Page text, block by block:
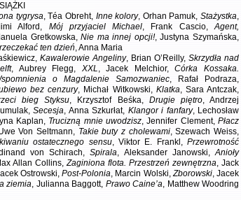
tygrysa, Téa Obreht, Inne kolory, Orhan Pamuk, Stażystka,
Alford, Mój przyjaciel Michael, Frank Cascio,Agent,
Gretkowska,Nie ma innej opcji!, Justyna Szymańska,
ten dzień, Anna Maria
Kawalerowie Angeliny, Brian O’Reilly, Skrzydła nad
, Aubrey Flegg, XXL, Jacek Melchior,Córka Kossaka.
o Magdalenie Samozwaniec, Rafał Podraza,
bez cenzury, Michał Witkowski, Klatka, Sara Antczak,
bieg Styksu, Krzysztof Beśka, Drugie piętro, Andrzej
Secesja, Anna Szkurłat, Klangor i fanfary, Lechosław
Kaplan, Trucizną mnie uwodzisz, Jennifer Clement,Płacz
Von Seltmann, Takie buty z cholewami, Szewach Weiss,
ostatecznego sensu, Viktor E. Frankl,Przewrotność
von Schirach,Spirala, Aleksander Janowski,Anioły
Allan Collins, Zaginiona flota. Przestrzeń zewnętrzna, Jack
Ostrowski, Post-Polonia, Marcin Wolski,Zborowski, Jacek
ziemia, Julianna Baggott, Prawo Caine’a, Matthew Woodring